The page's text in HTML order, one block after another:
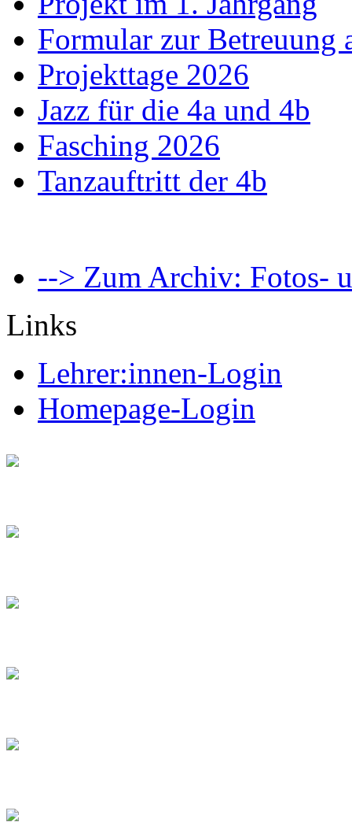
Formular zur Betreuung
Projekttage 2026
Jazz für die 4a und 4b
Fasching 2026
Tanzauftritt der 4b
--> Zum Archiv: Fotos-
Links
Lehrer:innen-Login
Homepage-Login